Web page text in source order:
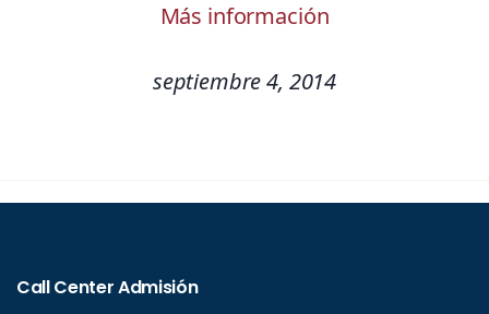
Más información
septiembre 4, 2014